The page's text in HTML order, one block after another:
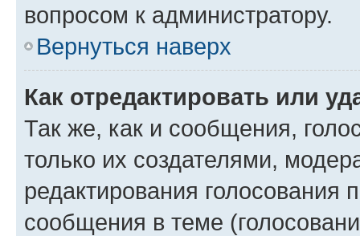
вопросом к администратору.
Вернуться наверх
Как отредактировать или
Так же, как и сообщения,
только их создателями,
редактирования голосования
сообщения в теме